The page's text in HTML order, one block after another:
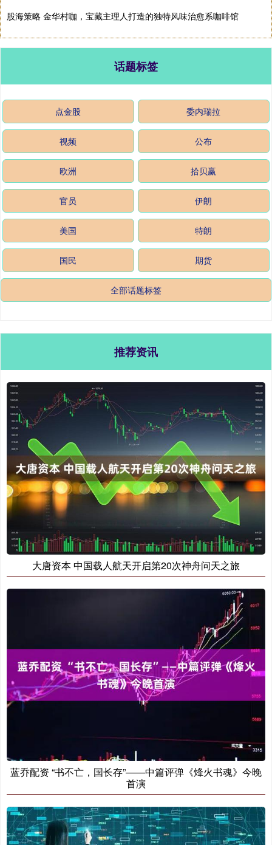
股海策略 金华村咖，宝藏主理人打造的独特风味治愈系咖啡馆
话题标签
点金股 委内瑞拉
视频 公布
欧洲 拾贝赢
官员 伊朗
美国 特朗
国民 期货
全部话题标签
推荐资讯
大唐资本 中国载人航天开启第20次神舟问天之旅
蓝乔配资 “书不亡，国长存”——中篇评弹《烽火书魂》今晚
首演